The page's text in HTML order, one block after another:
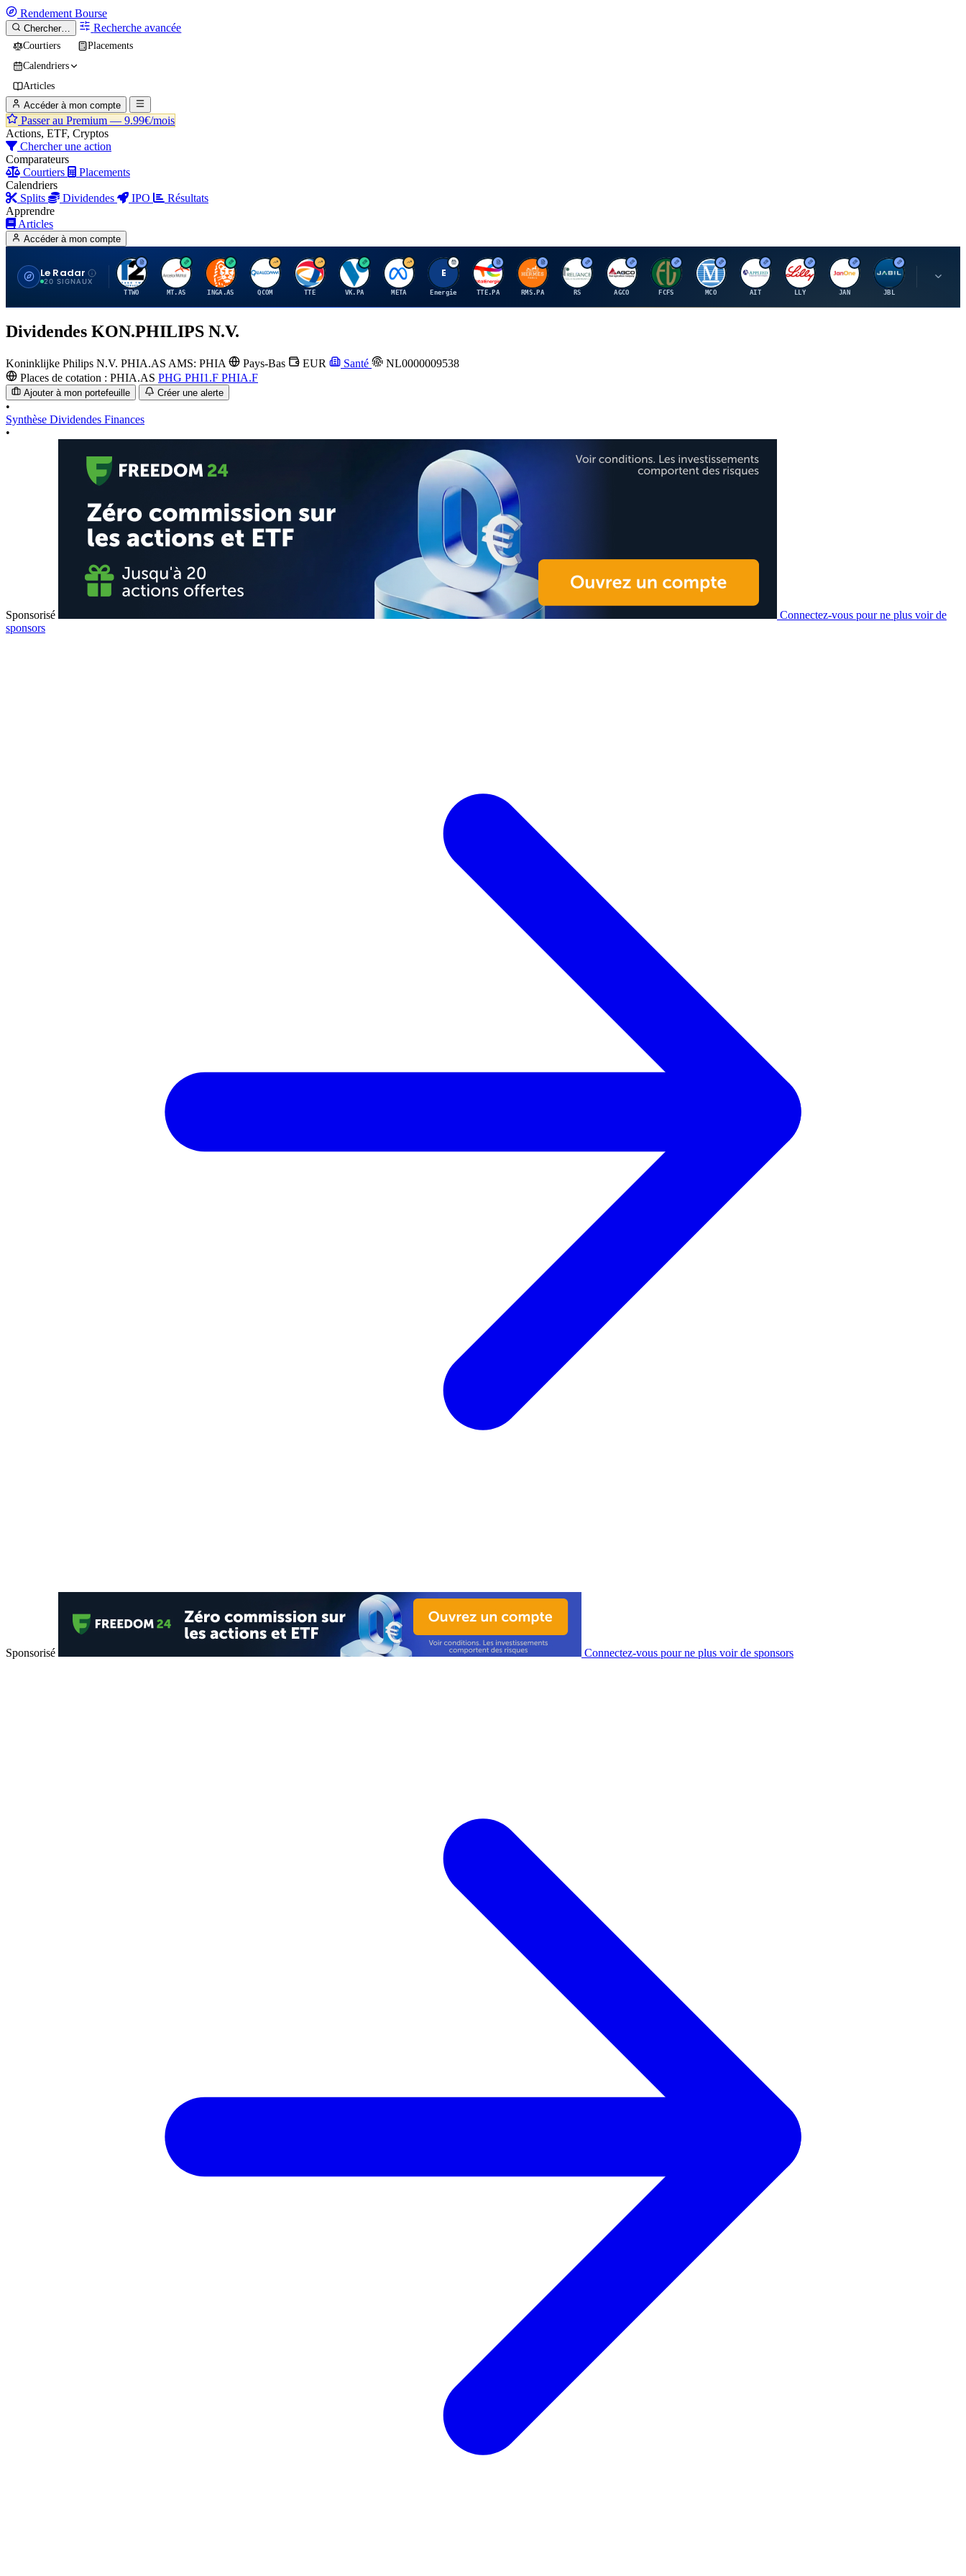
Rendement Bourse
Chercher… Recherche avancée
Courtiers
Placements
Calendriers
Articles
Accéder à mon compte
Passer au Premium — 9.99€/mois
Actions, ETF, Cryptos
Chercher une action
Comparateurs
Courtiers
Placements
Calendriers
Splits
Dividendes IPO
Résultats
Apprendre
Articles
Accéder à mon compte
Le Radar
20 SIGNAUX
T
TTWO
A
MT.AS
I
INGA.AS
Q
QCOM
T
TTE
V
VK.PA
M
META
E
Energie
T
TTE.PA
H
RMS.PA
R
RS
A
AGCO
F
FCFS
M
MCO
A
AIT
E
LLY
J
JAN
J
JBL
P
Dividendes KON.PHILIPS N.V.
Koninklijke Philips N.V. PHIA.AS AMS: PHIA Pays-Bas EUR Santé
NL0000009538
Places de cotation : PHIA.AS PHG PHI1.F PHIA.F
Ajouter à mon portefeuille Créer une alerte
•
Synthèse Dividendes Finances
•
Sponsorisé
Connectez-vous pour ne plus voir de
sponsors
Sponsorisé Connectez-vous pour ne plus voir de sponsors